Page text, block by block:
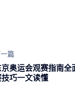
篇
京奥运会观赛指南
巧一文读懂